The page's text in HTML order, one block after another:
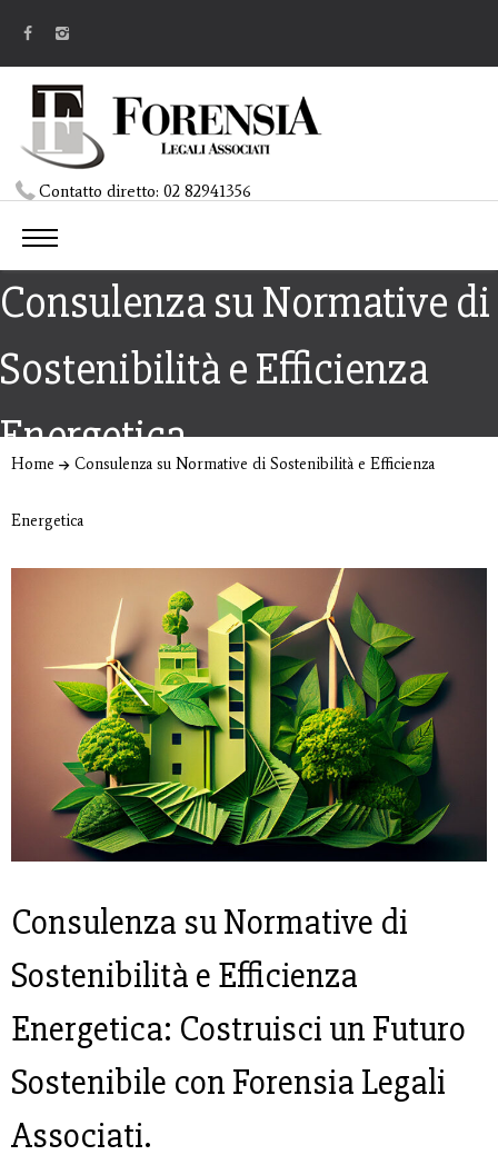
Contatto diretto:02 82941356
Consulenza su Normative di
Sostenibilità e Efficienza
Energetica
Home Consulenza su Normative di Sostenibilità e Efficienza
Energetica
Consulenza su Normative di
Sostenibilità e Efficienza
Energetica: Costruisci un Futuro
Sostenibile con Forensia Legali
Associati.